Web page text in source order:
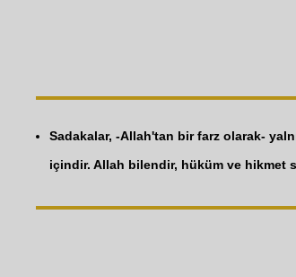
Sadakalar, -Allah'tan bir farz olarak-
içindir. Allah bilendir, hüküm ve hikmet